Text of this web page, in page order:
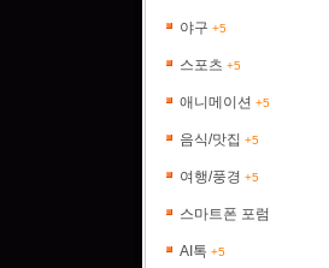
야구 +5
스포츠 +5
애니메이션 +5
음식/맛집 +5
여행/풍경 +5
스마트폰 포럼
AI톡 +5